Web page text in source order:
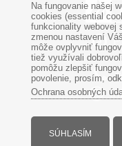
Na fungovanie našej
cookies (essential
funkcionality webovej
zmenou nastavení
môže ovplyvniť
tiež využívali
pomôžu zlepšiť
povolenie, prosím,
Ochrana osobných
SÚHLASÍM